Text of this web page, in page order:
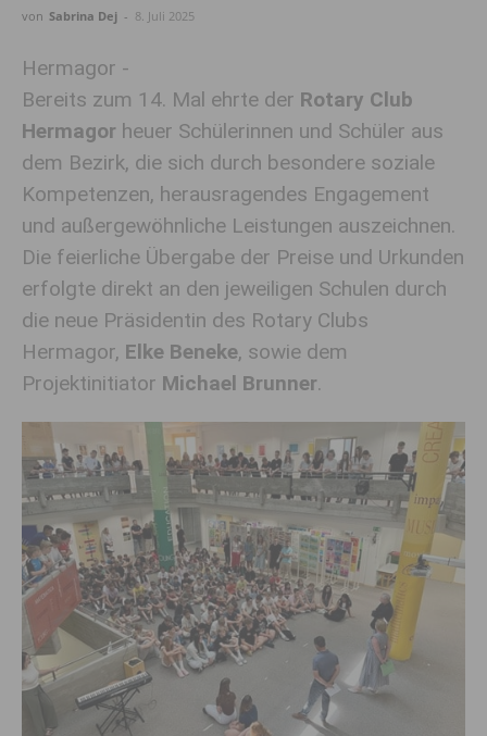
von Sabrina Dej - 8. Juli 2025
Hermagor -
Bereits zum 14. Mal ehrte der Rotary Club
Hermagor heuer Schülerinnen und Schüler aus
dem Bezirk, die sich durch besondere soziale
Kompetenzen, herausragendes Engagement
und außergewöhnliche Leistungen auszeichnen.
Die feierliche Übergabe der Preise und Urkunden
erfolgte direkt an den jeweiligen Schulen durch
die neue Präsidentin des Rotary Clubs
Hermagor, Elke Beneke, sowie dem
Projektinitiator Michael Brunner.